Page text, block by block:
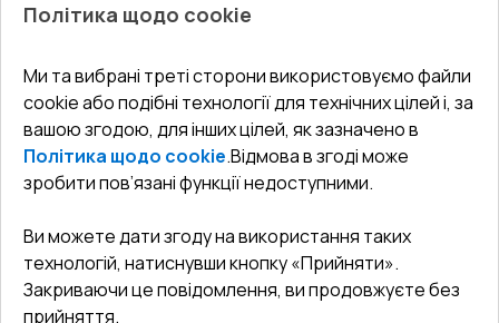
Блог
Адреса гіпермаркета
Як правильно заміряти вікна
СЕРВІС ТА ОБЛУГОВУВАННЯ:
Доставка і Оплата
Гарантія та Сервіс
Повернення товару
Договір публічної оферти
КОНТАКТИ
Офіс:Україна, м. Вінниця, вул. Келецька 60 кв. 61
undefined(undefined)
Політика щодо cookie
Ми та вибрані треті сторони використовуємо файли
cookie або подібні технології для технічних цілей і, за
вашою згодою, для інших цілей, як зазначено в
Політика щодо cookie.Відмова в згоді може
зробити пов’язані функції недоступними.
Ви можете дати згоду на використання таких
технологій, натиснувши кнопку «Прийняти».
Закриваючи це повідомлення, ви продовжуєте без
прийняття.